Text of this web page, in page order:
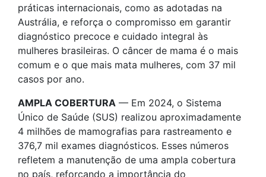
práticas internacionais, como as adotadas na
Austrália, e reforça o compromisso em garantir
diagnóstico precoce e cuidado integral às
mulheres brasileiras. O câncer de mama é o mais
comum e o que mais mata mulheres, com 37 mil
casos por ano.
AMPLA COBERTURA — Em 2024, o Sistema
Único de Saúde (SUS) realizou aproximadamente
4 milhões de mamografias para rastreamento e
376,7 mil exames diagnósticos. Esses números
refletem a manutenção de uma ampla cobertura
no país, reforçando a importância do